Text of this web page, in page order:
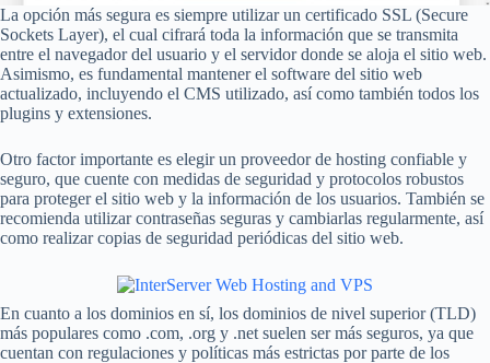
La opción más segura es siempre utilizar un certificado SSL (Secure
Sockets Layer), el cual cifrará toda la información que se transmita
entre el navegador del usuario y el servidor donde se aloja el sitio web.
Asimismo, es fundamental mantener el software del sitio web
actualizado, incluyendo el CMS utilizado, así como también todos los
plugins y extensiones.
Otro factor importante es elegir un proveedor de hosting confiable y
seguro, que cuente con medidas de seguridad y protocolos robustos
para proteger el sitio web y la información de los usuarios. También se
recomienda utilizar contraseñas seguras y cambiarlas regularmente, así
como realizar copias de seguridad periódicas del sitio web.
En cuanto a los dominios en sí, los dominios de nivel superior (TLD)
más populares como .com, .org y .net suelen ser más seguros, ya que
cuentan con regulaciones y políticas más estrictas por parte de los